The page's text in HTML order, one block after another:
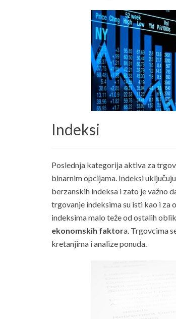
Indeksi
Poslednja kategorija aktiva za
binarnim opcijama. Indeksi uključuju
berzanskih indeksa i zato je važno
trgovanje indeksima su isti kao i za
indeksima malo teže od ostalih
ekonomskih faktora. Trgovcima
kretanjima i analize ponuda.